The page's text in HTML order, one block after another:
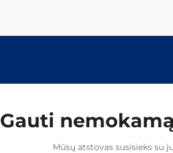
Gauti
Mūsų atstovas susisieks su